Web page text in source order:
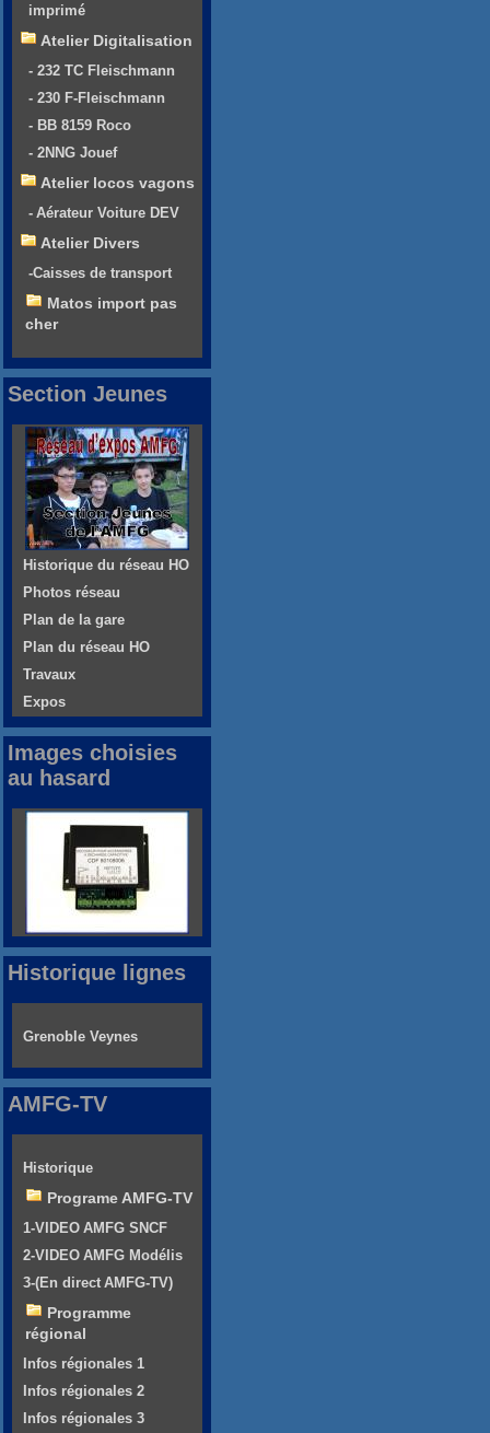
imprimé
Atelier Digitalisation
- 232 TC Fleischmann
- 230 F-Fleischmann
- BB 8159 Roco
- 2NNG Jouef
Atelier locos vagons
- Aérateur Voiture DEV
Atelier Divers
-Caisses de transport
Matos import pas
cher
Section Jeunes
Historique du réseau HO
Photos réseau
Plan de la gare
Plan du réseau HO
Travaux
Expos
Images choisies
au hasard
Historique lignes
Grenoble Veynes
AMFG-TV
Historique
Programe AMFG-TV
1-VIDEO AMFG SNCF
2-VIDEO AMFG Modélis
3-(En direct AMFG-TV)
Programme
régional
Infos régionales 1
Infos régionales 2
Infos régionales 3